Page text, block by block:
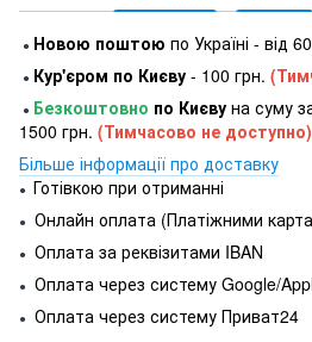
● Новою поштою по Україні - від
● Кур'єром по Києву - 100 грн.
● Безкоштовно по Києву на суму
1500 грн. (Тимчасово не доступно)
Більше інформації про доставку
● Готівкою при отриманні
● Онлайн оплата (Платіжними
● Оплата за реквізитами IBAN
● Оплата через систему Google/
● Оплата через систему Приват24